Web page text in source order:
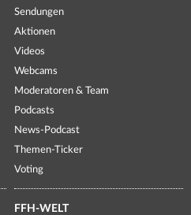
Sendungen
Aktionen
Videos
Webcams
Moderatoren & Team
Podcasts
News-Podcast
Themen-Ticker
Voting
FFH-WELT